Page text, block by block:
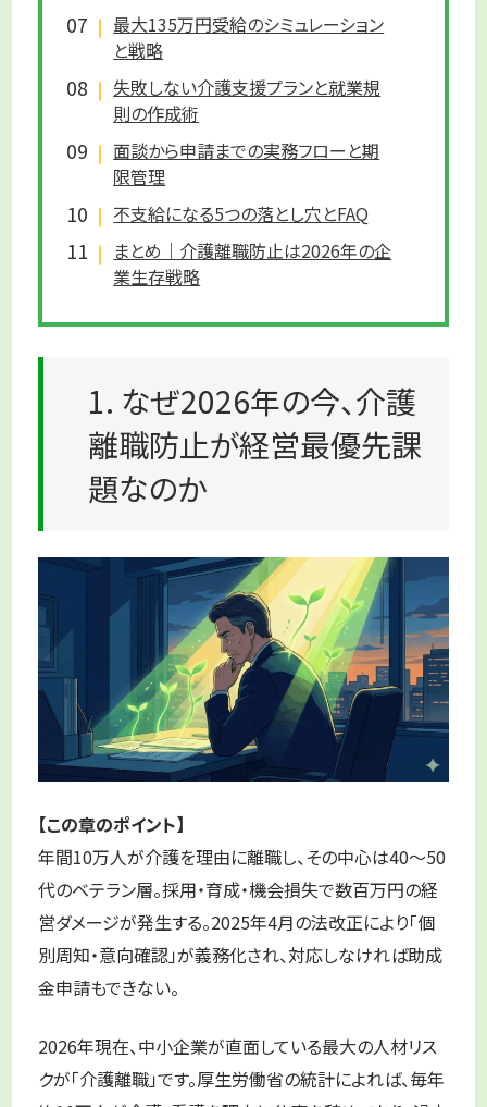
最大135万円受給のシミュレーション
と戦略
失敗しない介護支援プランと就業規
則の作成術
面談から申請までの実務フローと期
限管理
不支給になる5つの落とし穴とFAQ
まとめ｜介護離職防止は2026年の企
業生存戦略
1. なぜ2026年の今、介護
離職防止が経営最優先課
題なのか
【この章のポイント】
年間10万人が介護を理由に離職し、その中心は40〜50
代のベテラン層。採用・育成・機会損失で数百万円の経
営ダメージが発生する。2025年4月の法改正により「個
別周知・意向確認」が義務化され、対応しなければ助成
金申請もできない。
2026年現在、中小企業が直面している最大の人材リス
クが「介護離職」です。厚生労働省の統計によれば、毎年